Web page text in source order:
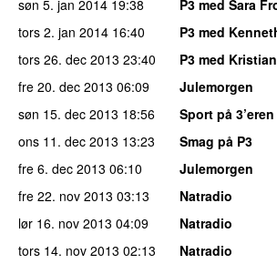
søn 5. jan 2014 19:38
P3 med Sara
tors 2. jan 2014 16:40
P3 med
tors 26. dec 2013 23:40
P3 med
fre 20. dec 2013 06:09
Julemorgen
søn 15. dec 2013 18:56
Sport på 3’eren
ons 11. dec 2013 13:23
Smag på P3
fre 6. dec 2013 06:10
Julemorgen
fre 22. nov 2013 03:13
Natradio
lør 16. nov 2013 04:09
Natradio
tors 14. nov 2013 02:13
Natradio